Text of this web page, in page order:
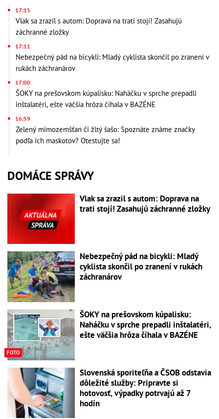
17:15
Vlak sa zrazil s autom: Doprava na trati stojí! Zasahujú
záchranné zložky
17:11
Nebezpečný pád na bicykli: Mladý cyklista skončil po zranení v
rukách záchranárov
17:00
ŠOKY na prešovskom kúpalisku: Naháčku v sprche prepadli
inštalatéri, ešte väčšia hrôza číhala v BAZÉNE
16:59
Zelený mimozemšťan či žltý šašo: Spoznáte známe značky
podľa ich maskotov? Otestujte sa!
DOMÁCE SPRÁVY
Vlak sa zrazil s autom: Doprava na
trati stojí! Zasahujú záchranné zložky
Nebezpečný pád na bicykli: Mladý
cyklista skončil po zranení v rukách
záchranárov
FOTO
ŠOKY na prešovskom kúpalisku:
Naháčku v sprche prepadli inštalatéri,
ešte väčšia hrôza číhala v BAZÉNE
Slovenská sporiteľňa a ČSOB odstavia
dôležité služby: Pripravte si
hotovosť, výpadky potrvajú až 7
hodín